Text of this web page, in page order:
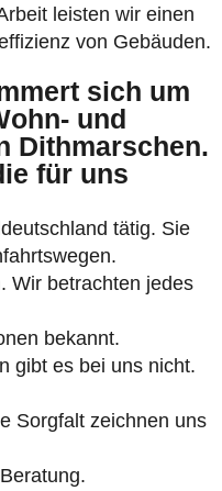
leisten wir einen
von Gebäuden.
sich um
und
Dithmarschen.
für uns
tätig. Sie
Wir betrachten jedes
bekannt.
gibt es bei uns nicht.
Sorgfalt zeichnen uns